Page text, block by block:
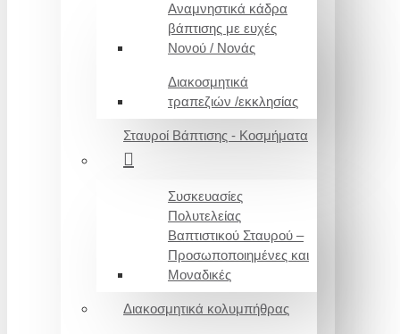
Αναμνηστικά κάδρα
βάπτισης με ευχές
Νονού / Νονάς
Διακοσμητικά
τραπεζιών /εκκλησίας
Σταυροί Βάπτισης - Κοσμήματα
Συσκευασίες
Πολυτελείας
Βαπτιστικού Σταυρού –
Προσωποποιημένες και
Μοναδικές
Διακοσμητικά κολυμπήθρας